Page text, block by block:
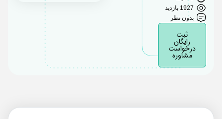
1927 بازدید
بدون نظر
رایگان
درخواست
مشاوره
راه های انتقال ویروس
فاکتورهای افزایش‌دهنده
واکسن اچ پی وی و